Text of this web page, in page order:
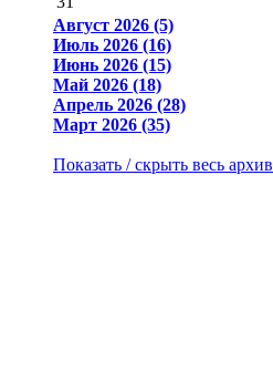
Август 2026 (5)
Июль 2026 (16)
Июнь 2026 (15)
Май 2026 (18)
Апрель 2026 (28)
Март 2026 (35)
Показать / скрыть весь архив